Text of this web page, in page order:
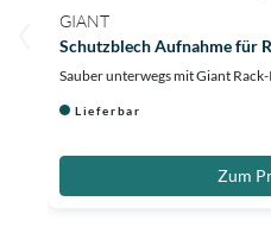
GIANT
Schutzblech Aufnahme für
Sauber unterwegs mit Giant
Lieferbar
Zum